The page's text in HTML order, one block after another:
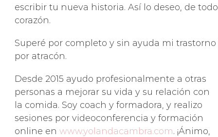
escribir tu nueva historia. Así lo deseo, de todo
corazón.
Superé por completo y sin ayuda mi trastorno
por atracón.
Desde 2015 ayudo profesionalmente a otras
personas a mejorar su vida y su relación con
la comida. Soy coach y formadora, y realizo
sesiones por videoconferencia y formación
online en www.yolandacambra.com. ¡Ánimo,